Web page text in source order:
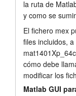
la ruta de
y como se
El fichero mex
files incluidos,
cómo debe
modificar los
Matlab GUI